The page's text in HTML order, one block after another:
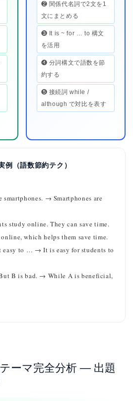
❷ 関係代名詞で2文を1
文にまとめる
❸ It is ~ for … to 構文
を活用
❹ 分詞構文で語数を節
約する
❺ 接続詞 while /
although で対比を表す
例（語数節約テク）
smartphones. → Smartphones are
study online. They can save time.
which helps them save time.
easy to … → It is easy for students to
B is bad. → While A is beneficial,
ーマ完全分析 — 出題